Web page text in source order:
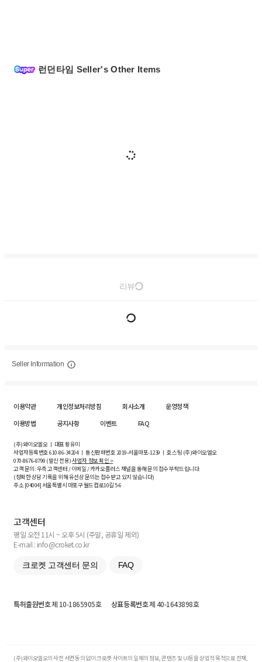
런던타임 Seller's Other Items
리뷰
Seller Information
이용약관 개인정보처리방침 회사소개
운영정책
이용방법
공지사항 이벤트 FAQ
(주)와이오엘오 ㅣ 대표 황유미
사업자등록번호610-86-34204ㅣ 통신판매번호 2019-서울마포-1239 ㅣ 호스팅 (주)와이오엘오
070-8676-8799 (발신 전용)사업자 정보 확인 >
고객 문의: 우측 고객센터 / 이메일 / 카카오플러스 채널을 통해 문의 접수 부탁드립니다.
(정확한 상담 기록을 위해 유선상 문의는 접수받고 있지 않습니다)
주소 [04004] 서울특별시 마포구 월드컵로10길5-6
고객센터
평일 오전 11시 ~ 오후 5시 (주말, 공휴일 제외)
E-mail : info@croket.co.kr
크로켓 고객센터 문의 FAQ
특허출원번호제 10-1865905호 상표등록번호제 40-1643898호
(주)와이오엘오의 사전 서면 동의 없이 크로켓 사이트의 일체의 정보, 콘텐츠 및 UI등을 상업적 목적으로 전재,